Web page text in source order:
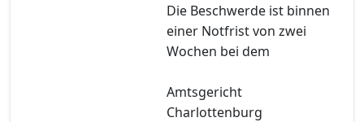
Die Beschwerde ist binnen
einer Notfrist von zwei
Wochen bei dem
Amtsgericht
Charlottenburg